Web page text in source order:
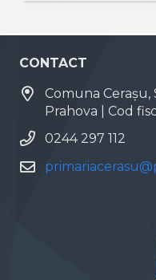
CONTACT
Comuna Cerașu,
Prahova | Cod
0244 297 112